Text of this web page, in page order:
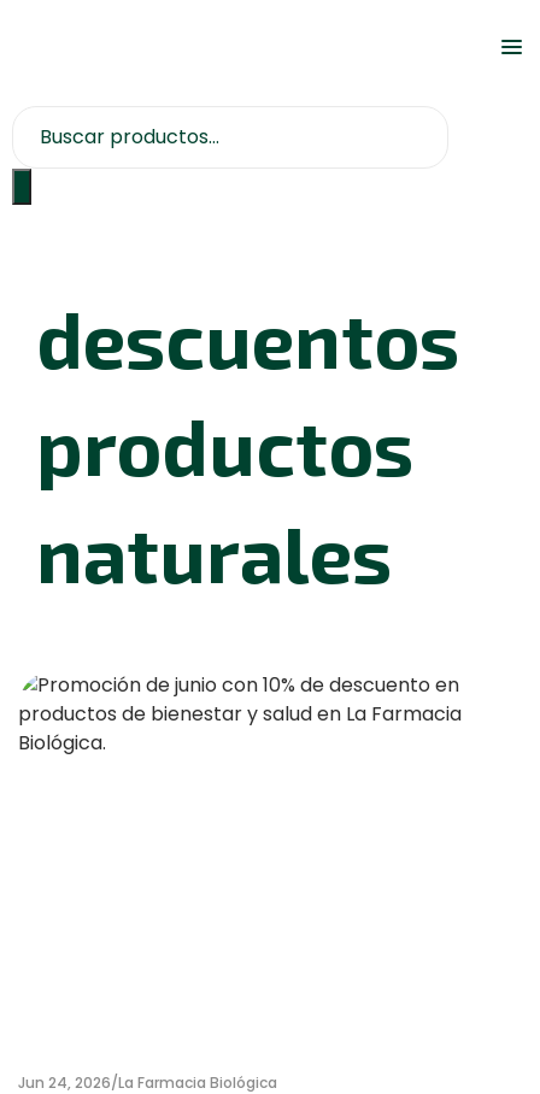
descuentos
productos
naturales
Jun 24, 2026 La Farmacia Biológica